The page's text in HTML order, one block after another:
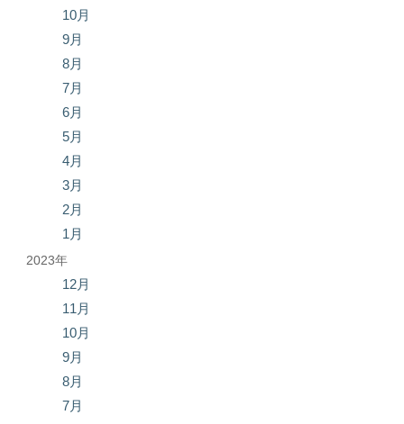
10月
9月
8月
7月
6月
5月
4月
3月
2月
1月
2023年
12月
11月
10月
9月
8月
7月